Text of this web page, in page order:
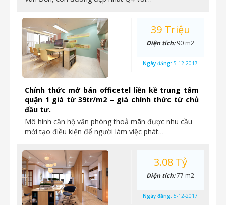
Chính thức mở bán officetel liền kề trung tâm
quận 1 giá từ 39tr/m2 – giá chính thức từ chủ
đầu tư.
Mô hình căn hộ văn phòng thoả mãn được nhu cầu
mới tạo điều kiện để người làm việc phát…
39 Triệu
Diện tích:90 m2
Ngày đăng: 5-12-2017
3.08 Tỷ
Diện tích:77 m2
Ngày đăng: 5-12-2017